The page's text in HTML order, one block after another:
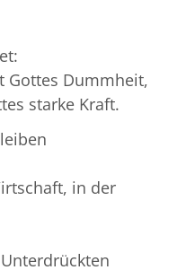
Gottes Dummheit,
starke Kraft.
in der